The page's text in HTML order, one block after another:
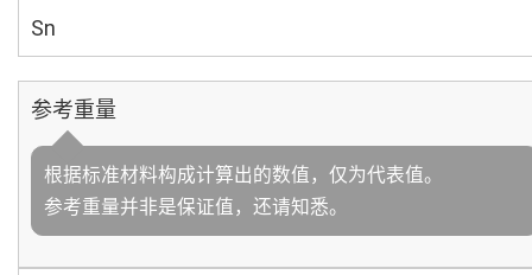
Sn
参考重量
根据标准材料构成计算出的数值，仅为代表值。
参考重量并非是保证值，还请知悉。